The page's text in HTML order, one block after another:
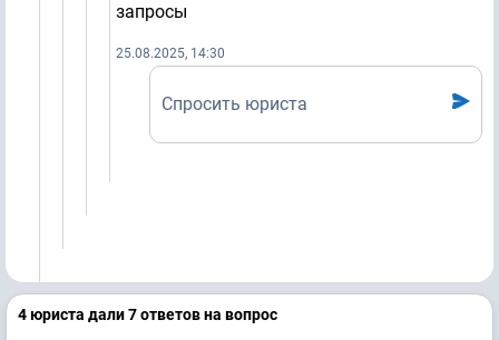
запросы
25.08.2025, 14:30
Спросить юриста
4 юристa дали 7 ответов на вопрос